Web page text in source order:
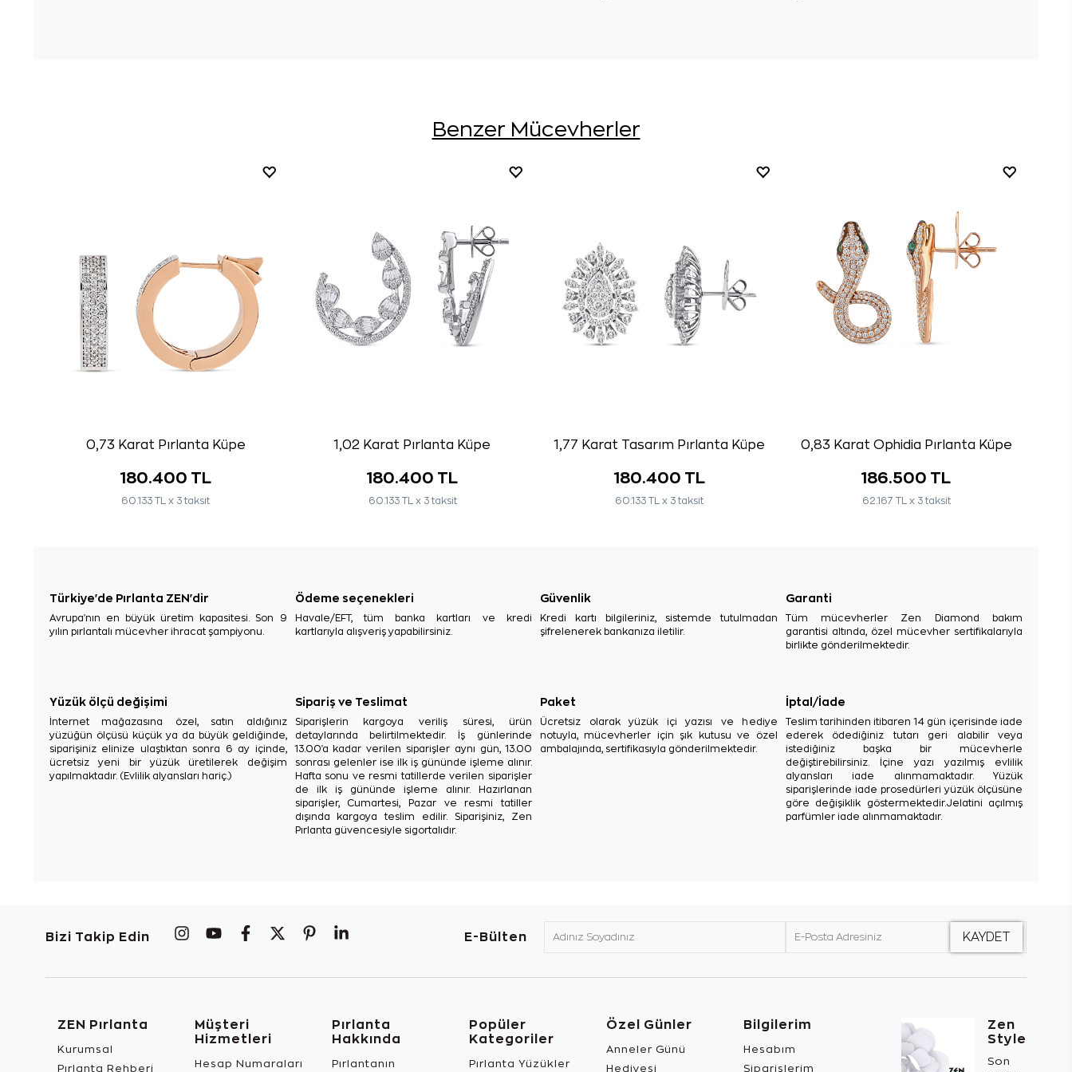
Benzer Mücevherler
0,73 Karat Pırlanta Küpe
180.400 TL
60.133 TL x 3 taksit
1,02 Karat Pırlanta Küpe
180.400 TL
60.133 TL x 3 taksit
1,77 Karat Tasarım Pırlanta Küpe
180.400 TL
60.133 TL x 3 taksit
0,83 Karat Ophidia Pırlanta Küpe
186.500 TL
62.167 TL x 3 taksit
Türkiye'de Pırlanta ZEN'dir
Avrupa'nın en büyük üretim kapasitesi. Son 9
yılın pırlantalı mücevher ihracat şampiyonu.
Ödeme seçenekleri
Havale/EFT, tüm banka kartları ve kredi
kartlarıyla alışveriş yapabilirsiniz.
Güvenlik
Kredi kartı bilgileriniz, sistemde tutulmadan
şifrelenerek bankanıza iletilir.
Garanti
Tüm mücevherler Zen Diamond bakım
garantisi altında, özel mücevher sertifikalarıyla
birlikte gönderilmektedir.
Yüzük ölçü değişimi
İnternet mağazasına özel, satın aldığınız
yüzüğün ölçüsü küçük ya da büyük geldiğinde,
siparişiniz elinize ulaştıktan sonra 6 ay içinde,
ücretsiz yeni bir yüzük üretilerek değişim
yapılmaktadır. (Evlilik alyansları hariç.)
Sipariş ve Teslimat
Siparişlerin kargoya veriliş süresi, ürün
detaylarında belirtilmektedir. İş günlerinde
13.00'a kadar verilen siparişler aynı gün, 13.00
sonrası gelenler ise ilk iş gününde işleme alınır.
Hafta sonu ve resmi tatillerde verilen siparişler
de ilk iş gününde işleme alınır. Hazırlanan
siparişler, Cumartesi, Pazar ve resmi tatiller
dışında kargoya teslim edilir. Siparişiniz, Zen
Pırlanta güvencesiyle sigortalıdır.
Paket
Ücretsiz olarak yüzük içi yazısı ve hediye
notuyla, mücevherler için şık kutusu ve özel
ambalajında, sertifikasıyla gönderilmektedir.
İptal/İade
Teslim tarihinden itibaren 14 gün içerisinde iade
ederek ödediğiniz tutarı geri alabilir veya
istediğiniz başka bir mücevherle
değiştirebilirsiniz. İçine yazı yazılmış evlilik
alyansları iade alınmamaktadır. Yüzük
siparişlerinde iade prosedürleri yüzük ölçüsüne
göre değişiklik göstermektedir.Jelatini açılmış
parfümler iade alınmamaktadır.
Bizi Takip Edin E-Bülten
ZEN Pırlanta
Kurumsal
Pırlanta Rehberi
Müşteri
Hizmetleri
Hesap Numaraları
Pırlanta
Hakkında
Pırlantanın
Popüler
Kategoriler
Pırlanta Yüzükler
Özel Günler
Anneler Günü
Hediyesi
Bilgilerim
Hesabım
Siparişlerim
Zen
Style
Son